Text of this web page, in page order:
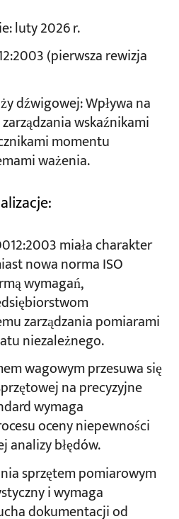
luty 2026 r.
(pierwsza rewizja
dźwigowej: Wpływa na
wskaźnikami
momentu
ważenia.
miała charakter
nowa norma ISO
wymagań,
zarządzania pomiarami
niezależnego.
wagowym przesuwa się
na precyzyjne
wymaga
oceny niepewności
analizy błędów.
sprzętem pomiarowym
i wymaga
dokumentacji od